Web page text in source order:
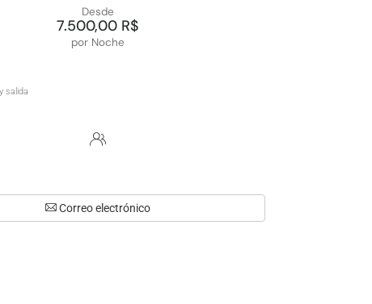
Desde
7.500,00 R$
por Noche
Correo electrónico